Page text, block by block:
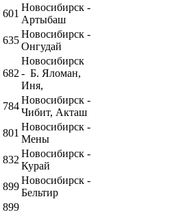
601
Новосибирск -
Артыбаш
635
Новосибирск -
Онгудай
682
Новосибирск
- Б. Яломан,
Иня,
784
Новосибирск -
Чибит, Акташ
801
Новосибирск -
Мены
832
Новосибирск -
Курай
899
Новосибирск -
Бельтир
899